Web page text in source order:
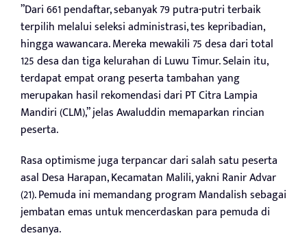
”Dari 661 pendaftar, sebanyak 79 putra-putri terbaik
terpilih melalui seleksi administrasi, tes kepribadian,
hingga wawancara. Mereka mewakili 75 desa dari total
125 desa dan tiga kelurahan di Luwu Timur. Selain itu,
terdapat empat orang peserta tambahan yang
merupakan hasil rekomendasi dari PT Citra Lampia
Mandiri (CLM),” jelas Awaluddin memaparkan rincian
peserta.
Rasa optimisme juga terpancar dari salah satu peserta
asal Desa Harapan, Kecamatan Malili, yakni Ranir Advar
(21). Pemuda ini memandang program Mandalish sebagai
jembatan emas untuk mencerdaskan para pemuda di
desanya.